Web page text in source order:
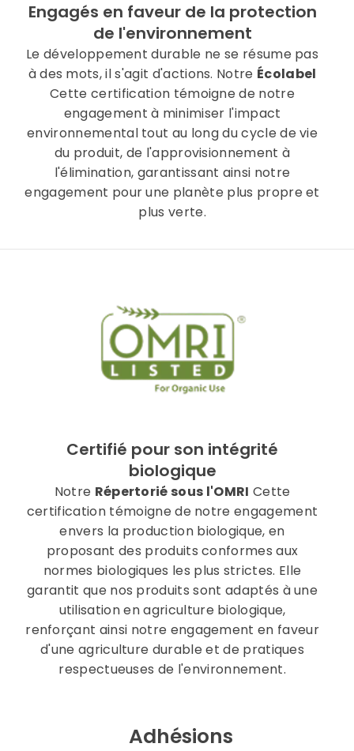
Engagés en faveur de la protection
de l'environnement
Le développement durable ne se résume pas
à des mots, il s'agit d'actions. Notre Écolabel
Cette certification témoigne de notre
engagement à minimiser l'impact
environnemental tout au long du cycle de vie
du produit, de l'approvisionnement à
l'élimination, garantissant ainsi notre
engagement pour une planète plus propre et
plus verte.
Certifié pour son intégrité
biologique
Notre Répertorié sous l'OMRI Cette
certification témoigne de notre engagement
envers la production biologique, en
proposant des produits conformes aux
normes biologiques les plus strictes. Elle
garantit que nos produits sont adaptés à une
utilisation en agriculture biologique,
renforçant ainsi notre engagement en faveur
d'une agriculture durable et de pratiques
respectueuses de l'environnement.
Adhésions